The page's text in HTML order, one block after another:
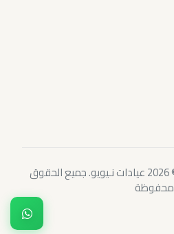
جميع الحقوق محفوظة © 2026 عيادات نـيويو. جميع الحقوق
محفوظة